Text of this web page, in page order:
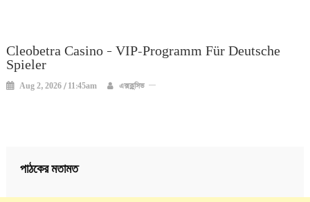
Cleobetra Casino – VIP-Programm Für Deutsche
Spieler
Aug 2, 2026 / 11:45am এক্সক্লুসিভ
পাঠকের মতামত